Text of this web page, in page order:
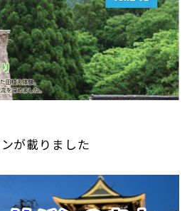
が載りました